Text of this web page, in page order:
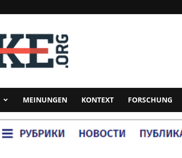
MEINUNGEN KONTEXT FORSCHUNG